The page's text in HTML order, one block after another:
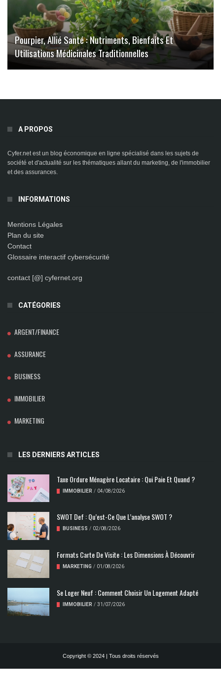
Pourpier, Allié Santé : Nutriments, Bienfaits Et
Utilisations Médicinales Traditionnelles
A PROPOS
Cyfer.net est un blog économique en ligne spécialisé dans les sujets de
société et d'actualité sur les thématiques allant du marketing, de l'immobilier
et des assurances.
INFORMATIONS
Mentions Légales
Plan du site
Contact
Glossaire interactif cybersécurité
contact [@] cyfernet.org
CATÉGORIES
ARGENT/FINANCE
ASSURANCE
BUSINESS
IMMOBILIER
MARKETING
LES DERNIERS ARTICLES
Taxe Ordure Ménagère Locataire : Qui Paie Et Quand ?
IMMOBILIER / 04/08/2026
SWOT Def : Qu’est-Ce Que L’analyse SWOT ?
BUSINESS / 02/08/2026
Formats Carte De Visite : Les Dimensions À Découvrir
MARKETING / 01/08/2026
Se Loger Neuf : Comment Choisir Un Logement Adapté
IMMOBILIER / 31/07/2026
Copyright © 2024 | Tous droits réservés